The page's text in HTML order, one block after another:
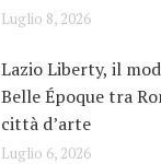
Luglio 8, 2026
Lazio Liberty, il
Belle Époque tra
città d’arte
Luglio 6, 2026